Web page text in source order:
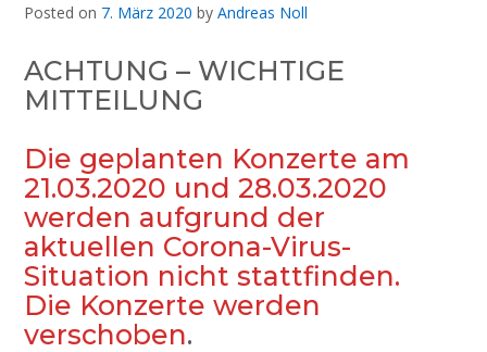
Posted on 7. März 2020 by Andreas Noll
ACHTUNG – WICHTIGE
MITTEILUNG
Die geplanten Konzerte am
21.03.2020 und 28.03.2020
werden aufgrund der
aktuellen Corona-Virus-
Situation nicht stattfinden.
Die Konzerte werden
verschoben.